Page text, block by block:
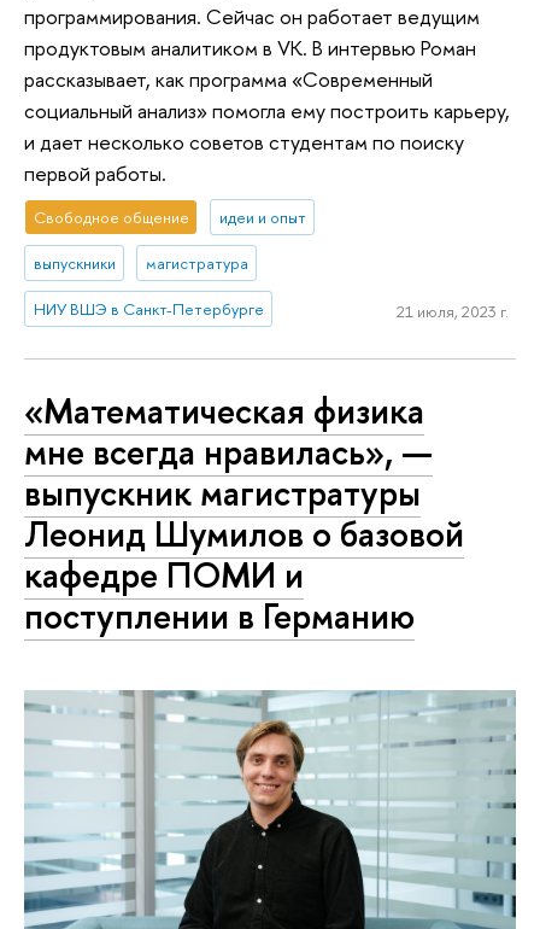
программирования. Сейчас он работает ведущим
продуктовым аналитиком в VK. В интервью Роман
рассказывает, как программа «‎Современный
социальный анализ»‎ помогла ему построить карьеру,
и дает несколько советов студентам по поиску
первой работы.
Свободное общение идеи и опыт
выпускники магистратура
НИУ ВШЭ в Санкт-Петербурге 21 июля, 2023 г.
«Математическая физика
мне всегда нравилась», —
выпускник магистратуры
Леонид Шумилов о базовой
кафедре ПОМИ и
поступлении в Германию